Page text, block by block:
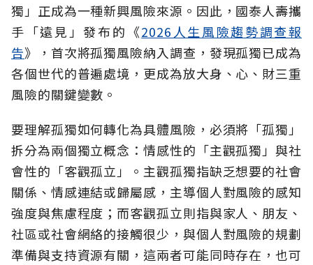
獨」正成為一種新興風險來源。因此，國泰人壽攜
手「遠見」發布的《2026人生風險趨勢調查報
告》，首次將孤獨風險納入調查，發現孤獨已成為
各個世代的普遍處境，更成為放大身、心、財三重
風險的關鍵變數。
要理解孤獨如何轉化為具體風險，必須將「孤獨」
拆分為兩個獨立概念：情感性的「主觀孤獨」與社
會性的「客觀孤立」。主觀孤獨指缺乏想要的社會
關係、情感連結或歸屬感，主導個人對風險的感知
強度與焦慮程度；而客觀孤立則指與家人、朋友、
社區或社會網絡的接觸很少，與個人對風險的規劃
準備與支持資源有關，這兩者可能同時存在，也可